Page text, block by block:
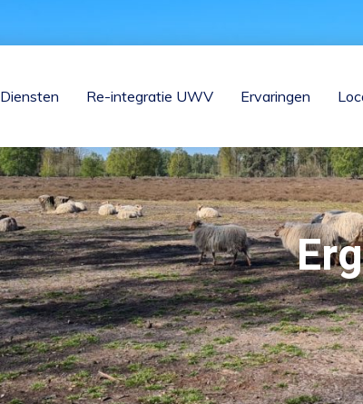
Diensten Re-integratie UWV Ervaringen